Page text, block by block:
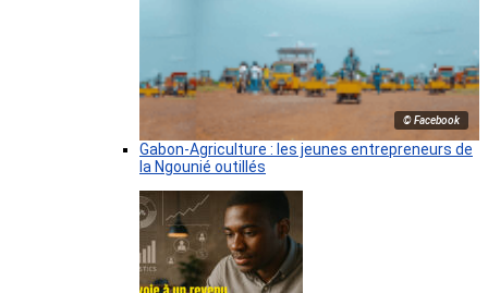
© Facebook
Gabon-Agriculture : les jeunes entrepreneurs de
la Ngounié outillés